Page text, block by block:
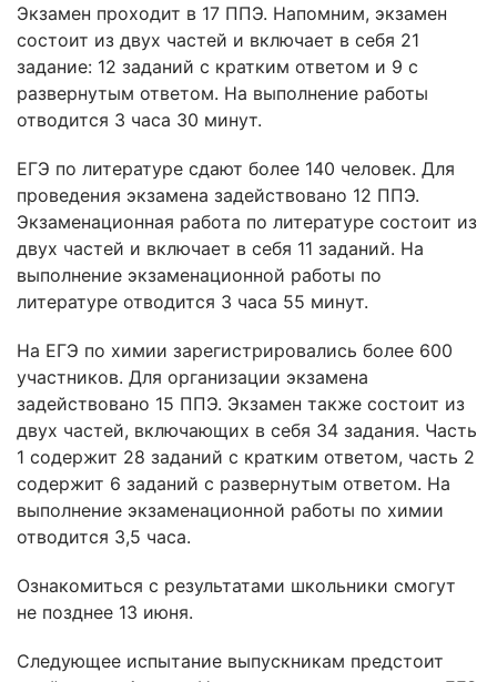
Экзамен проходит в 17 ППЭ. Напомним, экзамен
состоит из двух частей и включает в себя 21
задание: 12 заданий с кратким ответом и 9 с
развернутым ответом. На выполнение работы
отводится 3 часа 30 минут.
ЕГЭ по литературе сдают более 140 человек. Для
проведения экзамена задействовано 12 ППЭ.
Экзаменационная работа по литературе состоит из
двух частей и включает в себя 11 заданий. На
выполнение экзаменационной работы по
литературе отводится 3 часа 55 минут.
На ЕГЭ по химии зарегистрировались более 600
участников. Для организации экзамена
задействовано 15 ППЭ. Экзамен также состоит из
двух частей, включающих в себя 34 задания. Часть
1 содержит 28 заданий с кратким ответом, часть 2
содержит 6 заданий с развернутым ответом. На
выполнение экзаменационной работы по химии
отводится 3,5 часа.
Ознакомиться с результатами школьники смогут
не позднее 13 июня.
Следующее испытание выпускникам предстоит